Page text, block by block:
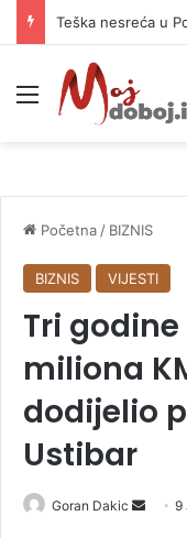
Teška nesreća u
Meni
Početna / BIZNIS
BIZNIS VIJESTI
Tri
miliona
dodijelio
Ustibar
Goran Dakic 9